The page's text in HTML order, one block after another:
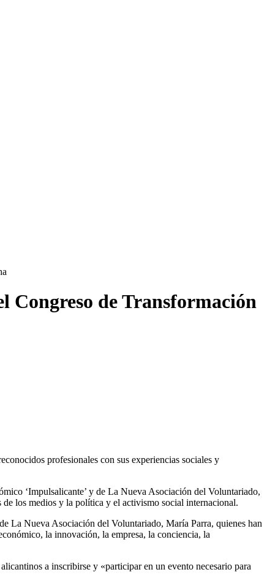
Congreso de Transformación
profesionales con sus experiencias sociales y
‘Impulsalicante’ y de La Nueva Asociación del Voluntariado,
los medios y la política y el activismo social internacional.
La Nueva Asociación del Voluntariado, María Parra, quienes han
la innovación, la empresa, la conciencia, la
a inscribirse y «participar en un evento necesario para